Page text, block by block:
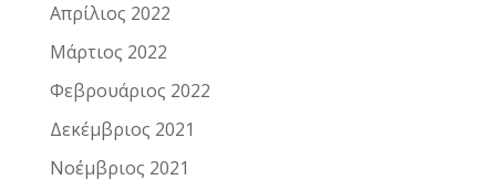
Απρίλιος 2022
Μάρτιος 2022
Φεβρουάριος 2022
Δεκέμβριος 2021
Νοέμβριος 2021